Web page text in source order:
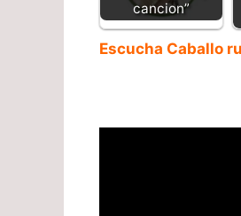
cancion”
Escucha Caballo